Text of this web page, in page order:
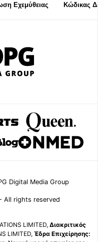
Εχεμύθειας Κώδικας
Digital Media Group
All rights reserved
LIMITED, Διακριτικός
LIMITED, Έδρα Επιχείρησης: